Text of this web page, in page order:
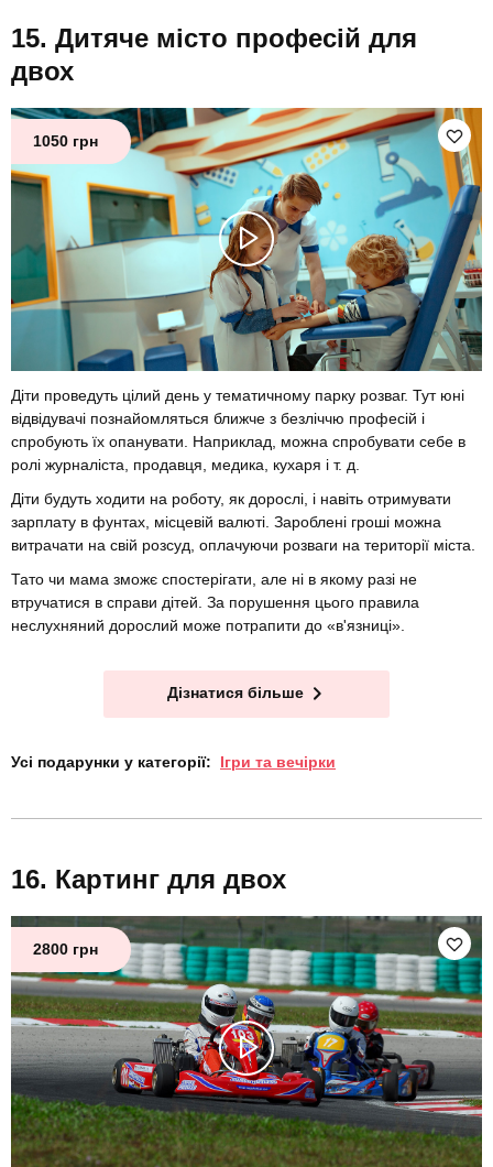
Дитяче місто професій для
двох
1050 грн
Діти проведуть цілий день у тематичному парку розваг. Тут юні
відвідувачі познайомляться ближче з безліччю професій і
спробують їх опанувати. Наприклад, можна спробувати себе в
ролі журналіста, продавця, медика, кухаря і т. д.
Діти будуть ходити на роботу, як дорослі, і навіть отримувати
зарплату в фунтах, місцевій валюті. Зароблені гроші можна
витрачати на свій розсуд, оплачуючи розваги на території міста.
Тато чи мама зможє спостерігати, але ні в якому разі не
втручатися в справи дітей. За порушення цього правила
неслухняний дорослий може потрапити до «в'язниці».
Дізнатися більше
Усі подарунки у категорії: Ігри та вечірки
Картинг для двох
2800 грн